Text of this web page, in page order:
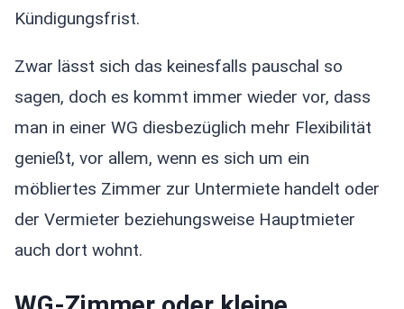
Kündigungsfrist.
Zwar lässt sich das keinesfalls pauschal so
sagen, doch es kommt immer wieder vor, dass
man in einer WG diesbezüglich mehr Flexibilität
genießt, vor allem, wenn es sich um ein
möbliertes Zimmer zur Untermiete handelt oder
der Vermieter beziehungsweise Hauptmieter
auch dort wohnt.